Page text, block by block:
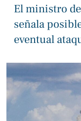
El ministro
señala
eventual